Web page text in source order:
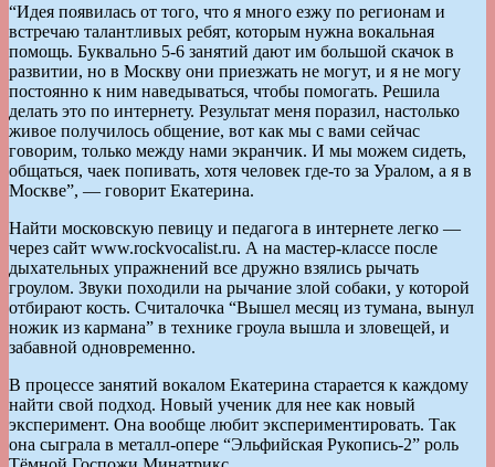
“Идея появилась от того, что я много езжу по регионам и
встречаю талантливых ребят, которым нужна вокальная
помощь. Буквально 5-6 занятий дают им большой скачок в
развитии, но в Москву они приезжать не могут, и я не могу
постоянно к ним наведываться, чтобы помогать. Решила
делать это по интернету. Результат меня поразил, настолько
живое получилось общение, вот как мы с вами сейчас
говорим, только между нами экранчик. И мы можем сидеть,
общаться, чаек попивать, хотя человек где-то за Уралом, а я в
Москве”, — говорит Екатерина.
Найти московскую певицу и педагога в интернете легко —
через сайт www.rockvocalist.ru. А на мастер-классе после
дыхательных упражнений все дружно взялись рычать
гроулом. Звуки походили на рычание злой собаки, у которой
отбирают кость. Считалочка “Вышел месяц из тумана, вынул
ножик из кармана” в технике гроула вышла и зловещей, и
забавной одновременно.
В процессе занятий вокалом Екатерина старается к каждому
найти свой подход. Новый ученик для нее как новый
эксперимент. Она вообще любит экспериментировать. Так
она сыграла в металл-опере “Эльфийская Рукопись-2” роль